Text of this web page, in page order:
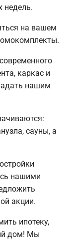
недель.
на вашем
каркас и
нашим
сауны, а
нашими
акции.
ипотеку,
дом! Мы